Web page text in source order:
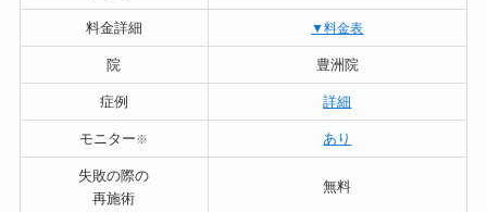
料金詳細 ▼料金表
院 豊洲院
症例 詳細
モニター※ あり
失敗の際の
再施術
無料